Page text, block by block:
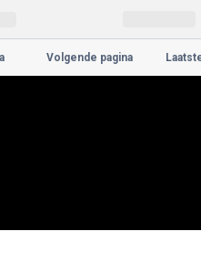
Volgende pagina